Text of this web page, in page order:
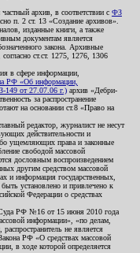
архив, в соответствии с ФЗ
п. 2 ст. 13 «Создание архивов».
изданные книги, а также
документам является
закона. Архивные
ст.ст. 1275, 1276, 1306
в сфере информации,
РФ «Об информации,
149 от 27.07.06 г.) архив «Дебри-
за распространение
на основании ст.8 «Право на
редактор, журналист не несут
действительности и
ущемляющих права и законные
свободой массовой
дословным воспроизведением
другим средством массовой
и информация государственных,
установлено и привлечено к
Федерации о средствах
РФ №16 от 15 июня 2010 года
информации», «по делам,
не является
РФ «О средствах массовой
в ходе которой определяется